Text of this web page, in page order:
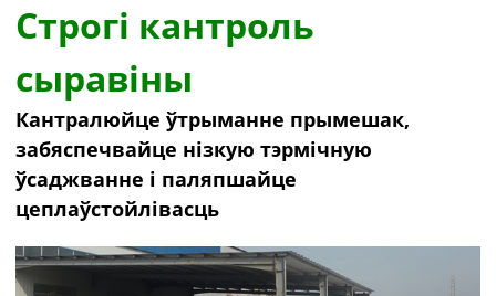
Строгі кантроль
сыравіны
Кантралюйце ўтрыманне прымешак,
забяспечвайце нізкую тэрмічную
ўсаджванне і паляпшайце
цеплаўстойлівасць